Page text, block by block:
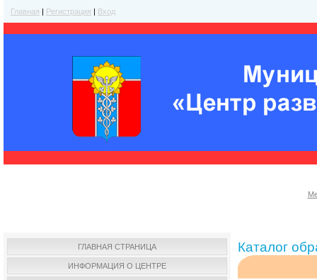
Главная | Регистрация | Вход
ГЛАВНАЯ СТРАНИЦА
ИНФОРМАЦИЯ О ЦЕНТРЕ
Каталог